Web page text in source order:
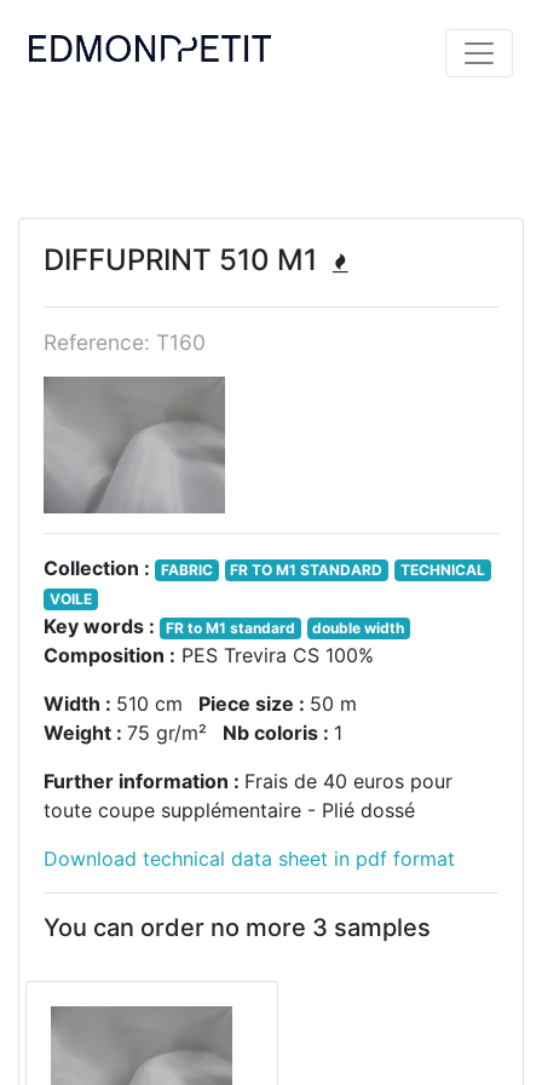
DIFFUPRINT 510 M1
Reference: T160
Collection : FABRIC FR TO M1 STANDARD
TECHNICAL
VOILE
Key words : FR to M1 standard double width
Composition : PES Trevira CS 100%
Width : 510 cm Piece size : 50 m
Weight : 75 gr/m² Nb coloris : 1
Further information : Frais de 40 euros pour
toute coupe supplémentaire - Plié dossé
Download technical data sheet in pdf format
You can order no more 3 samples